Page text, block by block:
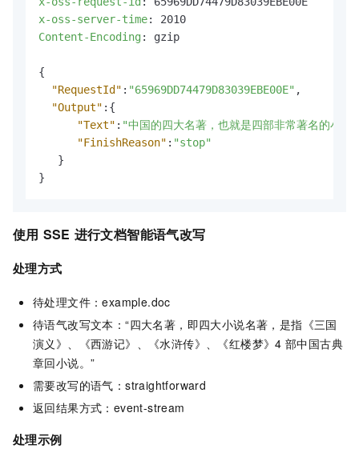
x-oss-server-time:
Content-Encoding : gzip
{
"RequestId" : "65969DD74479D83039EBE00E" ,
"Output" : {
"Text" : "中国的四大名著，也就是四部非常著名的小
"FinishReason" : "stop"
}
}
使用 SSE 进行文档智能语气改写
处理方式
待处理文件：example.doc
待语气改写文本：“四大名著，即四大小说名著，是指《三国
演义》、《西游记》、《水浒传》、《红楼梦》4 部中国古典
章回小说。”
需要改写的语气：straightforward
返回结果方式：event-stream
处理示例